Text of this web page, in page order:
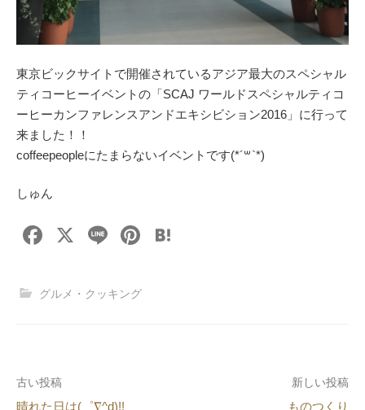
東京ビックサイトで開催されているアジア最大のスペシャル
ティコーヒーイベントの「SCAJ ワールドスペシャルティコ
ーヒーカンファレンスアンドエキシビション2016」に行って
来ました！！
coffeepeopleにたまらないイベントです(*´꒳`*)
しゅん
F
c
o
X
Li
e
Pi
グルメ・クッキング
投
古い投稿
晴れた日は(゜∇^d)!!
新しい投稿
ものつくり